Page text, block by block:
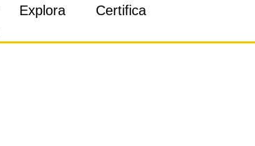
Explora Certifica